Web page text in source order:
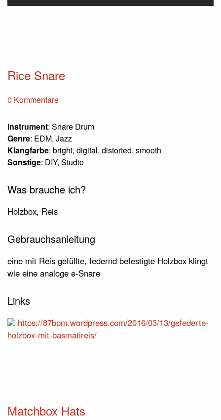
Rice Snare
0 Kommentare
Instrument: Snare Drum
Genre: EDM, Jazz
Klangfarbe: bright, digital, distorted, smooth
Sonstige: DIY, Studio
Was brauche ich?
Holzbox, Reis
Gebrauchsanleitung
eine mit Reis gefüllte, federnd befestigte Holzbox klingt
wie eine analoge e-Snare
Links
https://87bpm.wordpress.com/2016/03/13/gefederte-
holzbox-mit-basmatireis/
Matchbox Hats